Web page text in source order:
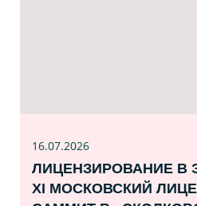
16.07.2026
ЛИЦЕНЗИРОВАНИЕ В
XI МОСКОВСКИЙ